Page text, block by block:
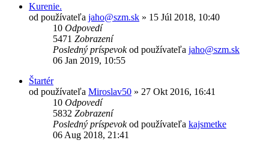
Kurenie.
od používateľa jaho@szm.sk » 15 Júl 2018, 10:40
10 Odpovedí
5471 Zobrazení
Posledný príspevokod používateľa jaho@szm.sk
06 Jan 2019, 10:55
Štartér
od používateľa Miroslav50 » 27 Okt 2016, 16:41
10 Odpovedí
5832 Zobrazení
Posledný príspevokod používateľa kajsmetke
06 Aug 2018, 21:41